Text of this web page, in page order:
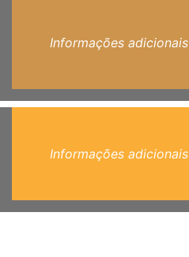
Informações adicionais
Informações adicionais